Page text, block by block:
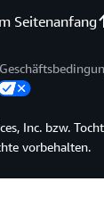
Seitenanfang
Inc. bzw.
vorbehalten.